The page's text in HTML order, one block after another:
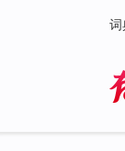
词